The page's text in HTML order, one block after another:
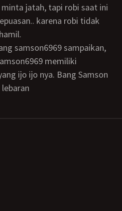
jatah, tapi robi saat ini
karena robi tidak
memiliki
ijo ijo nya. Bang Samson